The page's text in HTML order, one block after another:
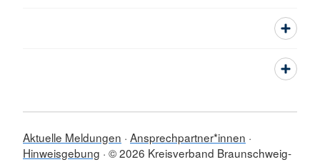
Aktuelle Meldungen Ansprechpartner*innen
Hinweisgebung © 2026 Kreisverband Braunschweig-